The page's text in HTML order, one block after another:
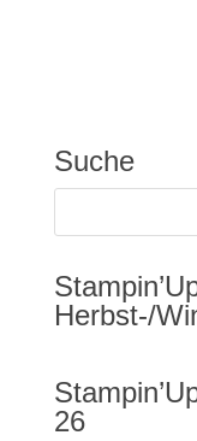
Suche
Herbst-/
26